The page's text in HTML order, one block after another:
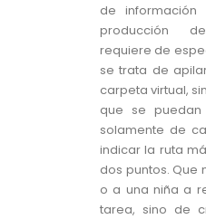
de
producción
requiere de
se trata de
carpeta virtual,
que se
solamente de
indicar la ruta
dos puntos. Que
o a una niña a
tarea, sino de